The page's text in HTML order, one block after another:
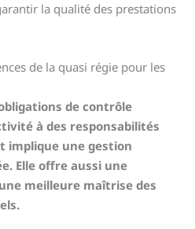
la qualité des prestations
de la quasi régie pour les
de contrôle
à des responsabilités
implique une gestion
Elle offre aussi une
meilleure maîtrise des